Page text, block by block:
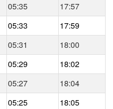
05:35
17:57
05:33
17:59
05:31
18:00
05:29
18:02
05:27
18:04
05:25
18:05